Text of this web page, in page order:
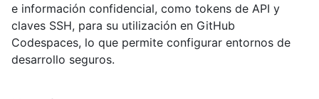
e información confidencial, como tokens de API y
claves SSH, para su utilización en GitHub
Codespaces, lo que permite configurar entornos de
desarrollo seguros.